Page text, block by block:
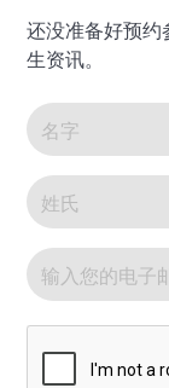
还没准备好预约
生资讯。